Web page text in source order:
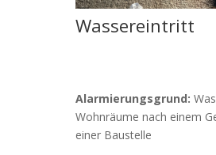
Wassereintritt
Alarmierungsgrund:
Wohnräume nach einem
einer Baustelle